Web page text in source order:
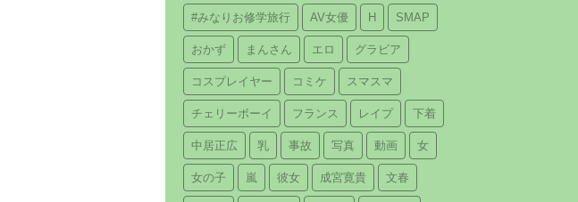
#みなりお修学旅行 AV女優 H SMAP
おかず まんさん エロ グラビア
コスプレイヤー コミケ スマスマ
チェリーボーイ フランス レイプ 下着
中居正広 乳 事故 写真 動画 女
女の子 嵐 彼女 成宮寛貴 文春